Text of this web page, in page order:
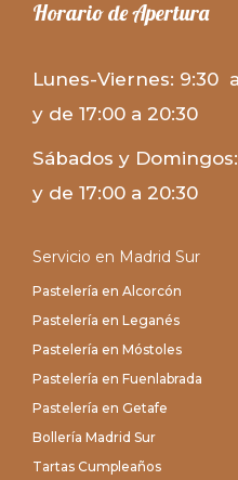
Horario de Apertura
Lunes-Viernes: 9:30
y de 17:00 a 20:30
Sábados y
y de 17:00 a 20:30
Servicio en Madrid Sur
Pastelería en Alcorcón
Pastelería en Leganés
Pastelería en Móstoles
Pastelería en Fuenlabrada
Pastelería en Getafe
Bollería Madrid Sur
Tartas Cumpleaños